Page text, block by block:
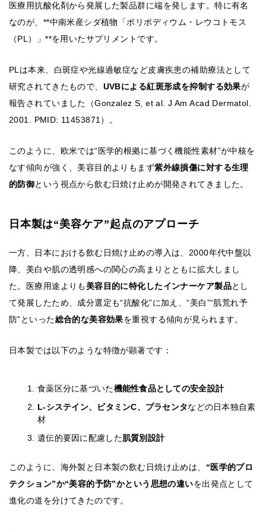
医療用抗酸化剤から発展した製品群に端を発します。特に有名
なのが、**中南米産シダ植物「ポリポディウム・レウコトモス
（PL）」**を用いたサプリメントです。
PLは本来、白斑症や光線過敏症など皮膚疾患の補助療法として
研究されてきたもので、 UVBによる紅斑形成を抑制する効果が
報告されていました（Gonzalez S, et al. J Am Acad Dermatol.
2001. PMID: 11453871）。
このように、欧米では“医学的根拠に基づく機能性素材”が中核を
なす傾向が強く、美容目的よりもまず紫外線損傷に対する生理
的防御という視点から飲む日焼け止めが開発されてきました。
日本製は“美容ケア”起点のアプローチ
一方、日本における飲む日焼け止めの導入は、2000年代中盤以
降、美白や肌の透明感への関心の高まりとともに拡大しまし
た。医療用途よりも美容目的に特化したインナーケア製品とし
て発展したため、成分選定も“抗酸化”に加え、“美白”“肌荒れ予
防”といった総合的な美容効果を重視する傾向が見られます。
日本製では以下のような特徴が顕著です：
食薬区分に基づいた機能性食品としての安全設計
L-システイン、ビタミンC、プラセンタなどの日本独自素
材
遺伝的要因に配慮した肌質別設計
このように、海外製と日本製の飲む日焼け止めは、 “医学的プロ
テクション”か“美容的予防”かという思想の違いを出発点として
進化の道を分けてきたのです。